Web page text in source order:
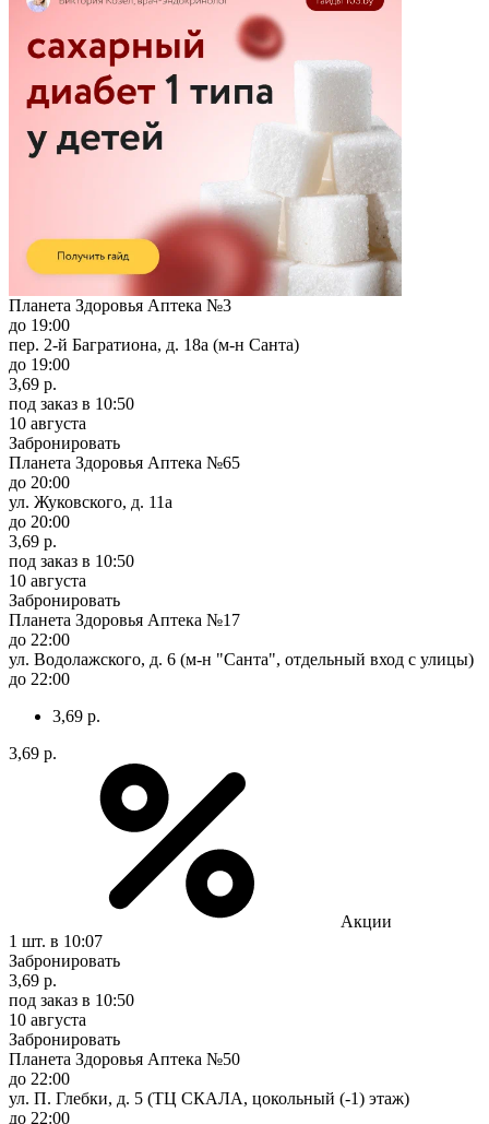
Планета Здоровья Аптека №3
до 19:00
пер. 2-й Багратиона, д. 18а (м-н Санта)
до 19:00
3,69 р.
под заказ в 10:50
10 августа
Забронировать
Планета Здоровья Аптека №65
до 20:00
ул. Жуковского, д. 11а
до 20:00
3,69 р.
под заказ в 10:50
10 августа
Забронировать
Планета Здоровья Аптека №17
до 22:00
ул. Водолажского, д. 6 (м-н "Санта", отдельный вход с улицы)
до 22:00
3,69 р.
3,69 р.
Акции
1 шт. в 10:07
Забронировать
3,69 р.
под заказ в 10:50
10 августа
Забронировать
Планета Здоровья Аптека №50
до 22:00
ул. П. Глебки, д. 5 (ТЦ СКАЛА, цокольный (-1) этаж)
до 22:00